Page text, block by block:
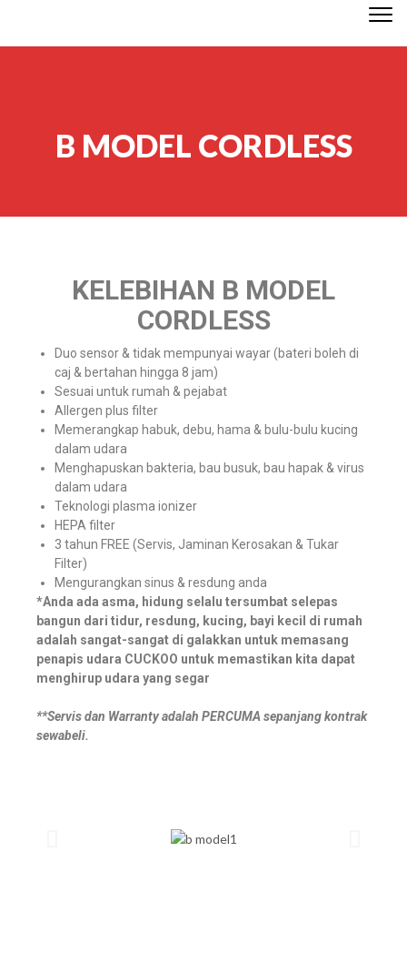
B MODEL CORDLESS
KELEBIHAN B MODEL
CORDLESS
Duo sensor & tidak mempunyai wayar (bateri boleh di
caj & bertahan hingga 8 jam)
Sesuai untuk rumah & pejabat
Allergen plus filter
Memerangkap habuk, debu, hama & bulu-bulu kucing
dalam udara
Menghapuskan bakteria, bau busuk, bau hapak & virus
dalam udara
Teknologi plasma ionizer
HEPA filter
3 tahun FREE (Servis, Jaminan Kerosakan & Tukar
Filter)
Mengurangkan sinus & resdung anda
*Anda ada asma, hidung selalu tersumbat selepas
bangun dari tidur, resdung, kucing, bayi kecil di rumah
adalah sangat-sangat di galakkan untuk memasang
penapis udara CUCKOO untuk memastikan kita dapat
menghirup udara yang segar
**Servis dan Warranty adalah PERCUMA sepanjang kontrak
sewabeli.